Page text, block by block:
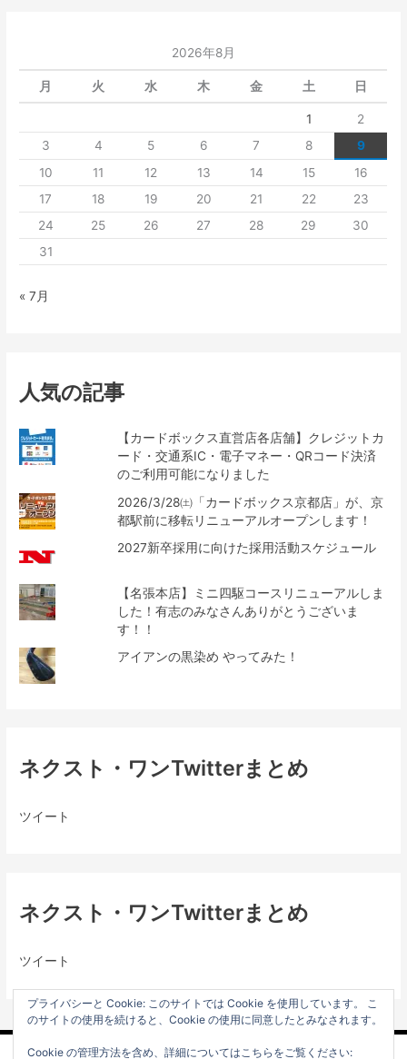
2026年8月
月 火 水 木 金 土 日
1
2
3
4 5 6 7 8
9
10
11 12 13 14 15
16
17
18 19 20 21 22
23
24
25 26 27 28 29
30
31
« 7月
人気の記事
【カードボックス直営店各店舗】クレジットカ
ード・交通系IC・電子マネー・QRコード決済
のご利用可能になりました
2026/3/28㈯「カードボックス京都店」が、京
都駅前に移転リニューアルオープンします！
2027新卒採用に向けた採用活動スケジュール
【名張本店】ミニ四駆コースリニューアルしま
した！有志のみなさんありがとうございま
す！！
アイアンの黒染め やってみた！
ネクスト・ワンTwitterまとめ
ツイート
ネクスト・ワンTwitterまとめ
ツイート
プライバシーと Cookie: このサイトでは Cookie を使用しています。 こ
のサイトの使用を続けると、Cookie の使用に同意したとみなされます。
Cookie の管理方法を含め、詳細についてはこちらをご覧ください: